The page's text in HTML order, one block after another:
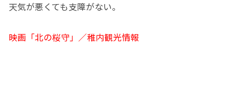
天気が悪くても支障がない。
映画「北の桜守」／稚内観光情報